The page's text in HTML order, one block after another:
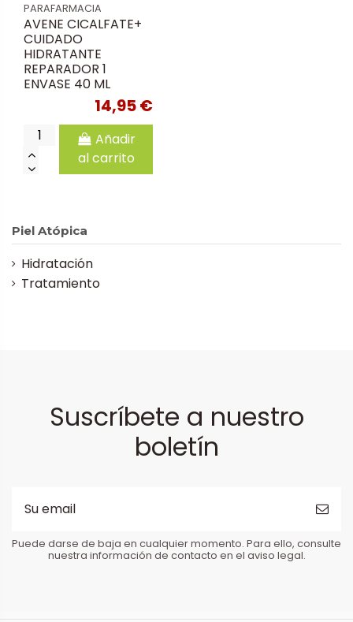
PARAFARMACIA
AVENE CICALFATE+
CUIDADO
HIDRATANTE
REPARADOR 1
ENVASE 40 ML
14,95 €
Añadir
al carrito
Piel Atópica
Hidratación
Tratamiento
Suscríbete a nuestro
boletín
Puede darse de baja en cualquier momento. Para ello, consulte
nuestra información de contacto en el aviso legal.